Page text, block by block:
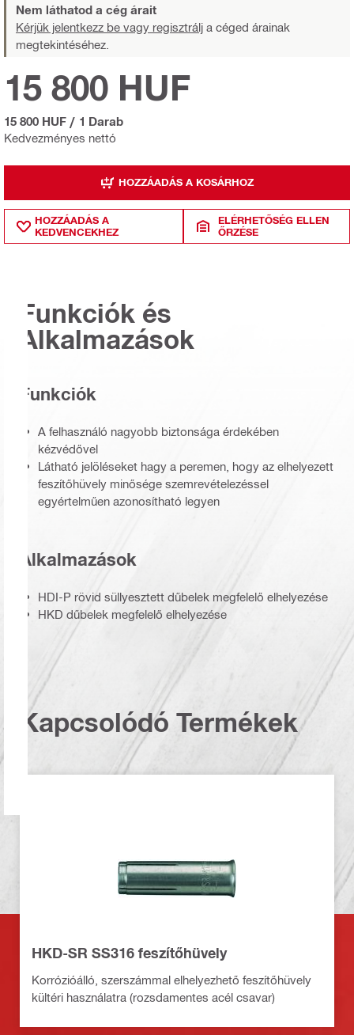
Nem láthatod a cég árait
Kérjük jelentkezz be vagy regisztrálj a céged árainak
megtekintéséhez.
Kedvezményes nettó
15 800 HUF
15 800 HUF / 1 Darab
HOZZÁADÁS A KOSÁRHOZ
HOZZÁADÁS A
KEDVENCEKHEZ
ELÉRHETŐSÉG ELLEN
ŐRZÉSE
Funkciók és
Alkalmazások
Funkciók
A felhasználó nagyobb biztonsága érdekében
kézvédővel
Látható jelöléseket hagy a peremen, hogy az elhelyezett
feszítőhüvely minősége szemrevételezéssel
egyértelműen azonosítható legyen
Alkalmazások
HDI-P rövid süllyesztett dűbelek megfelelő elhelyezése
HKD dűbelek megfelelő elhelyezése
Kapcsolódó Termékek
HKD-SR SS316 feszítőhüvely
Korrózióálló, szerszámmal elhelyezhető feszítőhüvely
kültéri használatra (rozsdamentes acél csavar)